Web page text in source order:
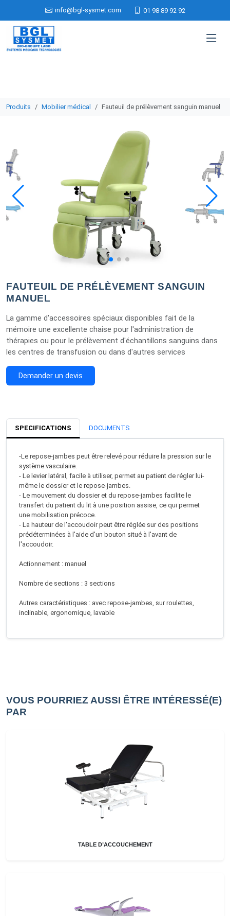
info@bgl-sysmet.com 01 98 89 92 92
Produits Mobilier médical Fauteuil de prélèvement sanguin manuel
FAUTEUIL DE PRÉLÈVEMENT SANGUIN
MANUEL
La gamme d'accessoires spéciaux disponibles fait de la
mémoire une excellente chaise pour l'administration de
thérapies ou pour le prélèvement d'échantillons sanguins dans
les centres de transfusion ou dans d'autres services
Demander un devis
SPECIFICATIONS DOCUMENTS
-Le repose-jambes peut être relevé pour réduire la pression sur le
système vasculaire.
- Le levier latéral, facile à utiliser, permet au patient de régler lui-
même le dossier et le repose-jambes.
- Le mouvement du dossier et du repose-jambes facilite le
transfert du patient du lit à une position assise, ce qui permet
une mobilisation précoce.
- La hauteur de l'accoudoir peut être réglée sur des positions
prédéterminées à l'aide d'un bouton situé à l'avant de
l'accoudoir.
Actionnement : manuel
Nombre de sections : 3 sections
Autres caractéristiques : avec repose-jambes, sur roulettes,
inclinable, ergonomique, lavable
VOUS POURRIEZ AUSSI ÊTRE INTÉRESSÉ(E)
PAR
TABLE D’ACCOUCHEMENT